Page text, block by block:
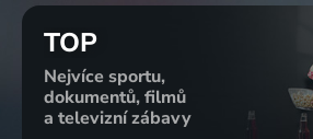
TOP
Nejvíce sportu,
dokumentů, filmů
a televizní zábavy